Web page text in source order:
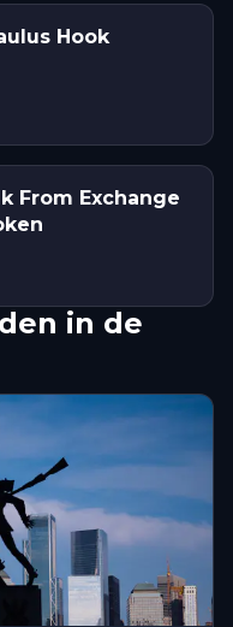
Hook
From Exchange
in de